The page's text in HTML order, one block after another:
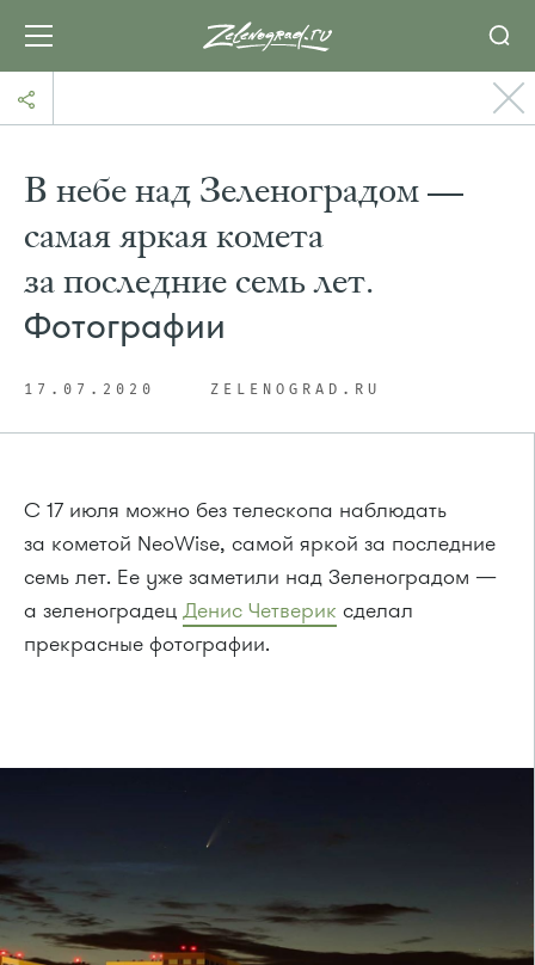
В небе над Зеленоградом —
самая яркая комета
за последние семь лет.
Фотографии
17.07.2020 ZELENOGRAD.RU
С 17 июля можно без телескопа наблюдать
за кометой NeoWise, самой яркой за последние
семь лет. Ее уже заметили над Зеленоградом —
а зеленоградец Денис Четверик сделал
прекрасные фотографии.